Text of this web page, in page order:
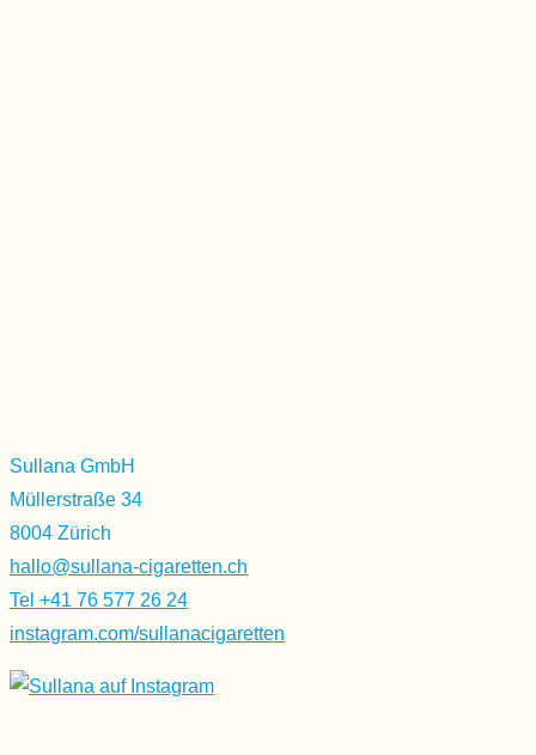
Sullana GmbH
Müllerstraße 34
8004 Zürich
hallo@sullana-cigaretten.ch
Tel +41 76 577 26 24
instagram.com/sullanacigaretten